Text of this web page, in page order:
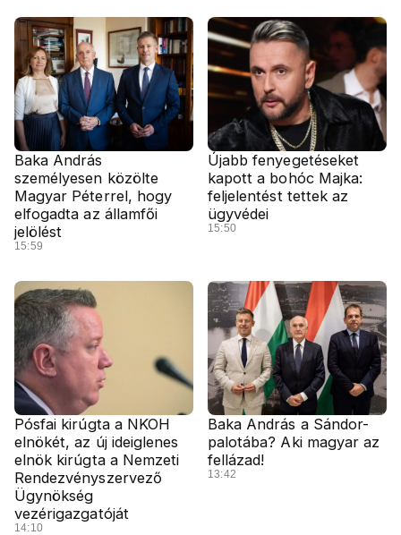
Baka András
személyesen közölte
Magyar Péterrel, hogy
elfogadta az államfői
jelölést
15:59
Újabb fenyegetéseket
kapott a bohóc Majka:
feljelentést tettek az
ügyvédei
15:50
Pósfai kirúgta a NKOH
elnökét, az új ideiglenes
elnök kirúgta a Nemzeti
Rendezvényszervező
Ügynökség
vezérigazgatóját
14:10
Baka András a Sándor-
palotába? Aki magyar az
fellázad!
13:42